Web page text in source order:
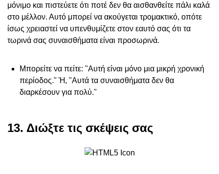
μόνιμο και πιστεύετε ότι ποτέ δεν θα αισθανθείτε πάλι καλά
στο μέλλον. Αυτό μπορεί να ακούγεται τρομακτικό, οπότε
ίσως χρειαστεί να υπενθυμίζετε στον εαυτό σας ότι τα
τωρινά σας συναισθήματα είναι προσωρινά.
Μπορείτε να πείτε: "Αυτή είναι μόνο μια μικρή χρονική
περίοδος." Ή, "Αυτά τα συναισθήματα δεν θα
διαρκέσουν για πολύ."
13. Διώξτε τις σκέψεις σας